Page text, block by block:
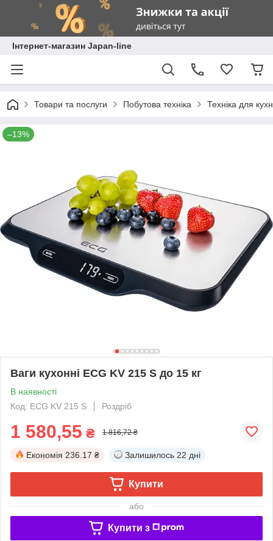
Інтернет-магазин Japan-line
Товари та послуги Побутова техніка Техніка для
–13%
Ваги кухонні ECG KV 215 S до 15 кг
В наявності
Код: ECG KV 215 S
Роздріб
1 580,55 ₴ 1 816,72 ₴
Економія 236.17 ₴ Залишилось 22 дні
Купити
або
Купити з